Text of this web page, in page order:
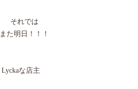
それでは
また明日！！！
Lyckaな店主